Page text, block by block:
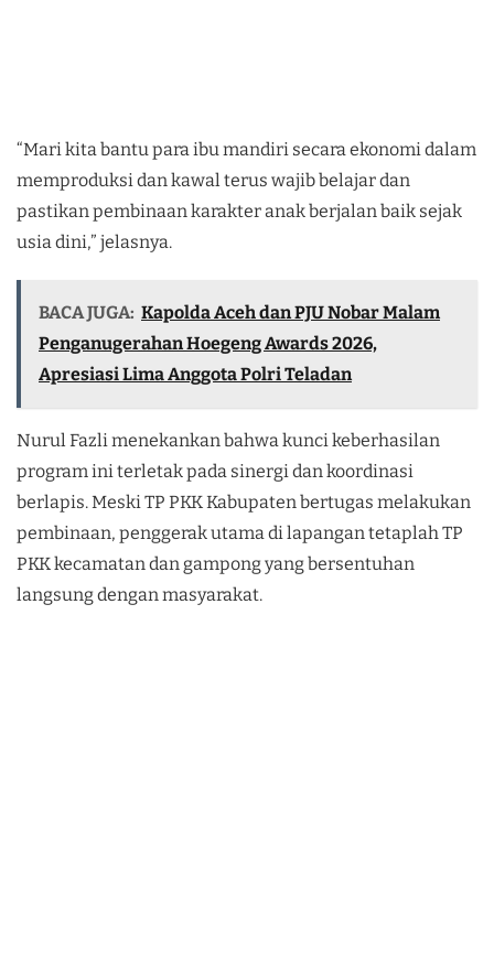
“Mari kita bantu para ibu mandiri secara ekonomi dalam
memproduksi dan kawal terus wajib belajar dan
pastikan pembinaan karakter anak berjalan baik sejak
usia dini,” jelasnya.
BACA JUGA: Kapolda Aceh dan PJU Nobar Malam
Penganugerahan Hoegeng Awards 2026,
Apresiasi Lima Anggota Polri Teladan
Nurul Fazli menekankan bahwa kunci keberhasilan
program ini terletak pada sinergi dan koordinasi
berlapis. Meski TP PKK Kabupaten bertugas melakukan
pembinaan, penggerak utama di lapangan tetaplah TP
PKK kecamatan dan gampong yang bersentuhan
langsung dengan masyarakat.